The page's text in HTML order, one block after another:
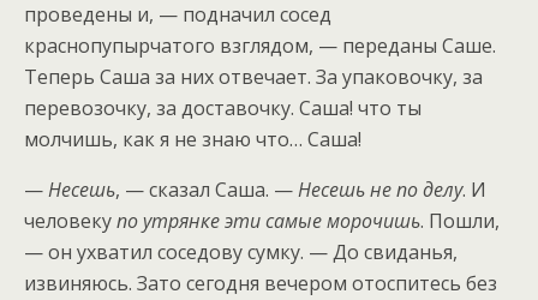
проведены и, — подначил сосед
краснопупырчатого взглядом, — переданы Саше.
Теперь Саша за них отвечает. За упаковочку, за
перевозочку, за доставочку. Саша! что ты
молчишь, как я не знаю что… Саша!
—Несешь, — сказал Саша. —Несешь не по делу. И
человекупо утрянке эти самые морочишь. Пошли,
— он ухватил соседову сумку. — До свиданья,
извиняюсь. Зато сегодня вечером отоспитесь без